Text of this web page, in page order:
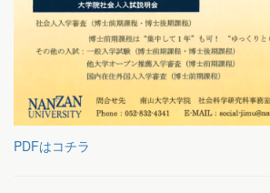
PDFはコチラ